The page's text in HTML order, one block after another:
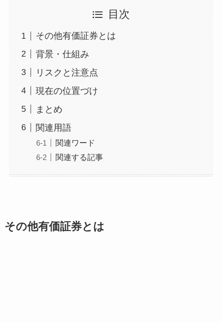
目次
その他有価証券とは
背景・仕組み
リスクと注意点
現在の位置づけ
まとめ
関連用語
関連ワード
関連する記事
その他有価証券とは